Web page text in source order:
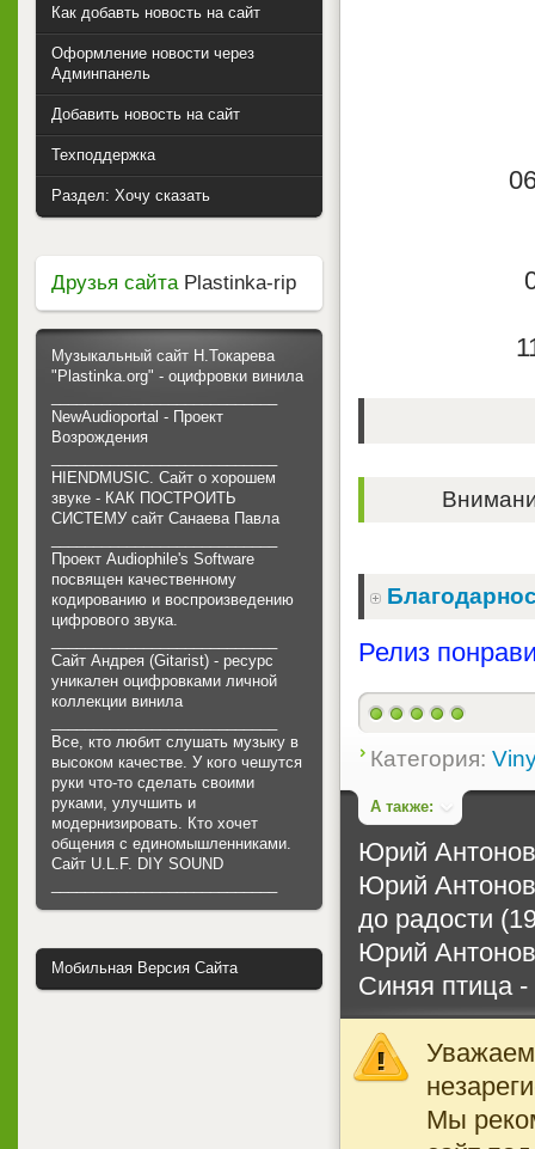
Релиз
Категория:
А также:
Юрий
Юрий
до радости
Юрий
Синяя птица
Мы
Как добавть новость на сайт
Оформление новости через
Админпанель
Добавить новость на сайт
Техподдержка
Раздел: Хочу сказать
Друзья сайтаPlastinka-rip
Музыкальный сайт Н.Токарева
"Plastinka.org" - оцифровки винила
NewAudioportal - Проект
Возрождения
HIENDMUSIC. Сайт о хорошем
звуке - КАК ПОСТРОИТЬ
СИСТЕМУ сайт Санаева Павла
Проект Audiophile's Software
посвящен качественному
кодированию и воспроизведению
цифрового звука.
Сайт Андрея (Gitarist) - ресурс
уникален оцифровками личной
коллекции винила
Все, кто любит слушать музыку в
высоком качестве. У кого чешутся
руки что-то сделать своими
руками, улучшить и
модернизировать. Кто хочет
общения с единомышленниками.
Cайт U.L.F. DIY SOUND
Мобильная Версия Сайта